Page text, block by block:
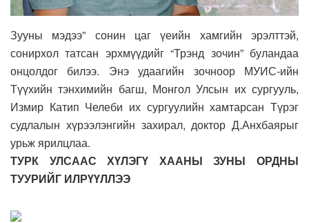
Зууны мэдээ” сонин цаг үеийн хамгийн эрэлттэй,
сонирхол татсан эрхмүүдийг “Трэнд зочин” буландаа
онцолдог билээ. Энэ удаагийн зочноор МУИС-ийн
Түүхийн тэнхимийн багш, Монгол Улсын их сургууль,
Измир Катип Челеби их сургуулийн хамтарсан Түрэг
судлалын хүрээлэнгийн захирал, доктор Д.Анхбаярыг
урьж ярилцлаа.
ТУРК УЛСААС ХҮЛЭГҮ ХААНЫ ЗУНЫ ОРДНЫ
ТУУРИЙГ ИЛРҮҮЛЛЭЭ